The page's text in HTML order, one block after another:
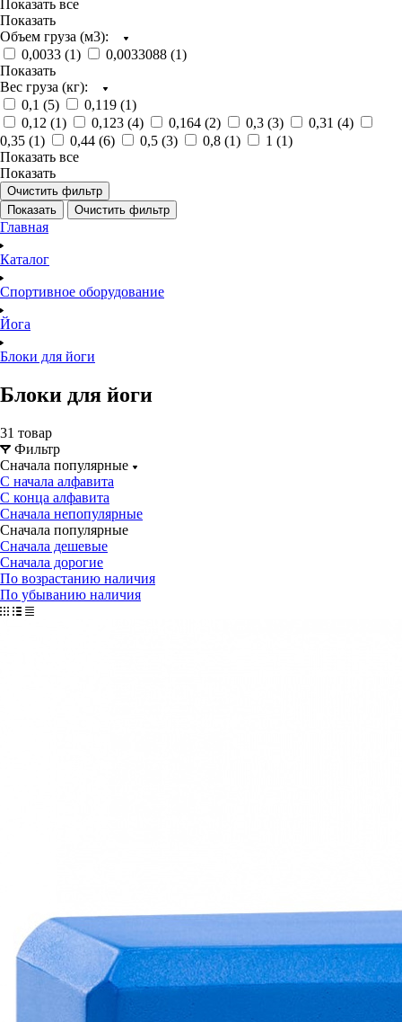
Показать все
Показать
Объем груза (м3):
0,0033 (1) 0,0033088 (1)
Показать
Вес груза (кг):
0,1 (5) 0,119 (1)
0,12 (1) 0,123 (4) 0,164 (2) 0,3 (3) 0,31 (4)
0,35 (1) 0,44 (6) 0,5 (3) 0,8 (1) 1 (1)
Показать все
Показать
Очистить фильтр
Показать
Очистить фильтр
Главная
Каталог
Спортивное оборудование
Йога
Блоки для йоги
Блоки для йоги
31 товар
Фильтр
Сначала популярные
С начала алфавита
С конца алфавита
Сначала непопулярные
Сначала популярные
Сначала дешевые
Сначала дорогие
По возрастанию наличия
По убыванию наличия